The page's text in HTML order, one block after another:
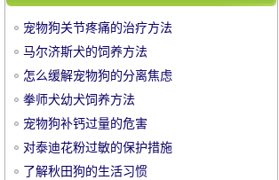
马尔济斯犬的饲养方法
拳师犬幼犬饲养方法
宠物狗补钙过量的危害
对泰迪花粉过敏的保护措施
了解秋田狗的生活习惯
宠物狗关节疼痛的治疗方法
马尔济斯犬的饲养方法
怎么缓解宠物狗的分离焦虑
拳师犬幼犬饲养方法
宠物狗补钙过量的危害
对泰迪花粉过敏的保护措施
了解秋田狗的生活习惯